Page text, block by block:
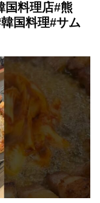
国料理店#熊
国料理#サム